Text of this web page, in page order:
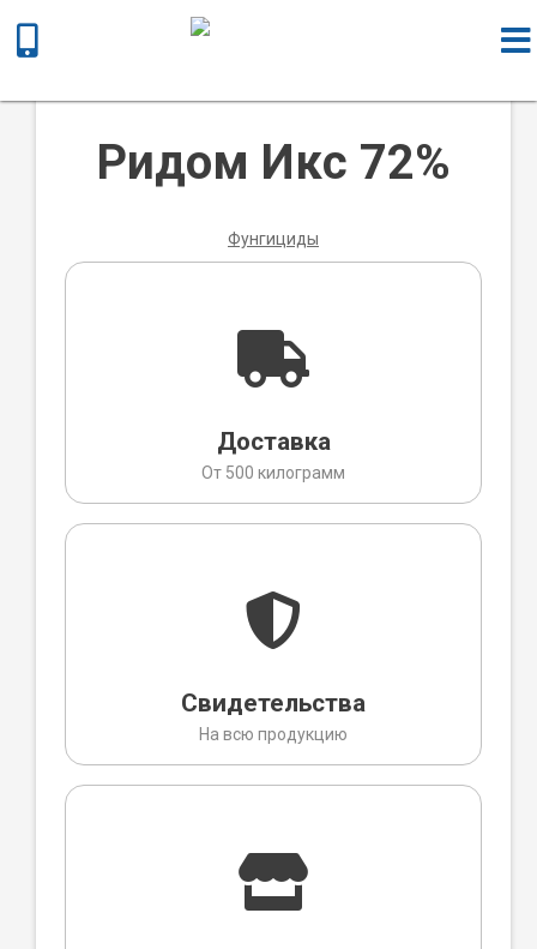
Ридом Икс 72%
Фунгициды
Доставка
От 500 килограмм
Свидетельства
На всю продукцию